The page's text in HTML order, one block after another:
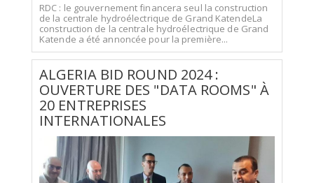
RDC : le gouvernement financera seul la construction
de la centrale hydroélectrique de Grand KatendeLa
construction de la centrale hydroélectrique de Grand
Katende a été annoncée pour la première...
ALGERIA BID ROUND 2024 :
OUVERTURE DES "DATA ROOMS" À
20 ENTREPRISES
INTERNATIONALES